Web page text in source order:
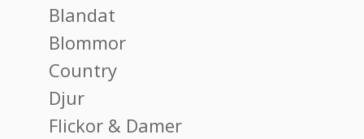
Blandat
Blommor
Country
Djur
Flickor & Damer